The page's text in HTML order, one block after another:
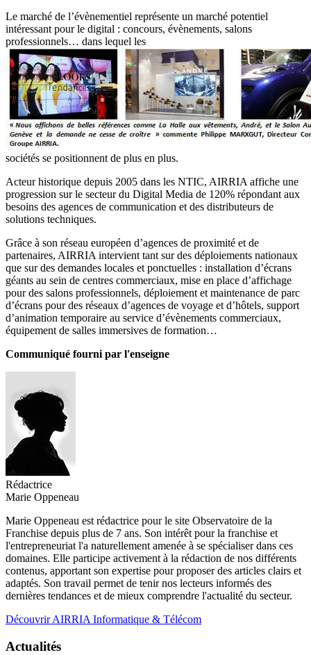
Le marché de l’évènementiel représente un marché potentiel
intéressant pour le digital : concours, évènements, salons
professionnels… dans lequel les
sociétés se positionnent de plus en plus.
Acteur historique depuis 2005 dans les NTIC, AIRRIA affiche une
progression sur le secteur du Digital Media de 120% répondant aux
besoins des agences de communication et des distributeurs de
solutions techniques.
Grâce à son réseau européen d’agences de proximité et de
partenaires, AIRRIA intervient tant sur des déploiements nationaux
que sur des demandes locales et ponctuelles : installation d’écrans
géants au sein de centres commerciaux, mise en place d’affichage
pour des salons professionnels, déploiement et maintenance de parc
d’écrans pour des réseaux d’agences de voyage et d’hôtels, support
d’animation temporaire au service d’évènements commerciaux,
équipement de salles immersives de formation…
Communiqué fourni par l'enseigne
Rédactrice
Marie Oppeneau
Marie Oppeneau est rédactrice pour le site Observatoire de la
Franchise depuis plus de 7 ans. Son intérêt pour la franchise et
l'entrepreneuriat l'a naturellement amenée à se spécialiser dans ces
domaines. Elle participe activement à la rédaction de nos différents
contenus, apportant son expertise pour proposer des articles clairs et
adaptés. Son travail permet de tenir nos lecteurs informés des
dernières tendances et de mieux comprendre l'actualité du secteur.
Découvrir AIRRIA Informatique & Télécom
Actualités